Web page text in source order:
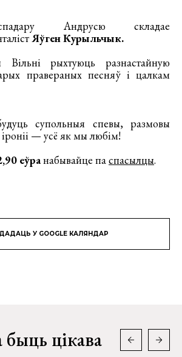
Андрусю складае
Яўген Курыльчык.
рыхтуюць разнастайную
правераных песняў і цалкам
супольныя спевы, размовы
— усё як мы любім!
еўранабывайце паспасылцы.
ДАДАЦЬ У GOOGLE КАЛЯНДАР
цікава